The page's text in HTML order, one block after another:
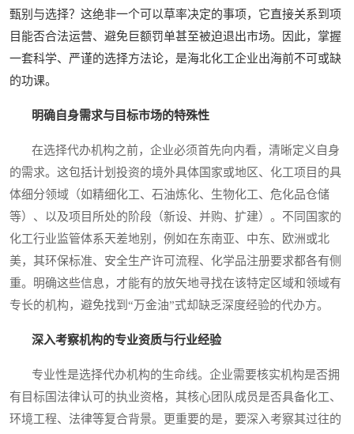
甄别与选择？这绝非一个可以草率决定的事项，它直接关系到项
目能否合法运营、避免巨额罚单甚至被迫退出市场。因此，掌握
一套科学、严谨的选择方法论，是海北化工企业出海前不可或缺
的功课。
明确自身需求与目标市场的特殊性
在选择代办机构之前，企业必须首先向内看，清晰定义自身
的需求。这包括计划投资的境外具体国家或地区、化工项目的具
体细分领域（如精细化工、石油炼化、生物化工、危化品仓储
等）、以及项目所处的阶段（新设、并购、扩建）。不同国家的
化工行业监管体系天差地别，例如在东南亚、中东、欧洲或北
美，其环保标准、安全生产许可流程、化学品注册要求都各有侧
重。明确这些信息，才能有的放矢地寻找在该特定区域和领域有
专长的机构，避免找到“万金油”式却缺乏深度经验的代办方。
深入考察机构的专业资质与行业经验
专业性是选择代办机构的生命线。企业需要核实机构是否拥
有目标国法律认可的执业资格，其核心团队成员是否具备化工、
环境工程、法律等复合背景。更重要的是，要深入考察其过往的